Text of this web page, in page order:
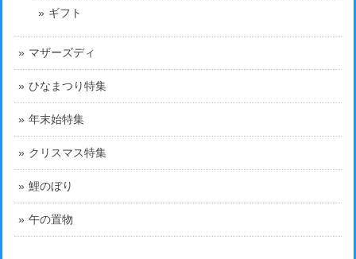
ギフト
マザーズディ
ひなまつり特集
年末始特集
クリスマス特集
鯉のぼり
午の置物